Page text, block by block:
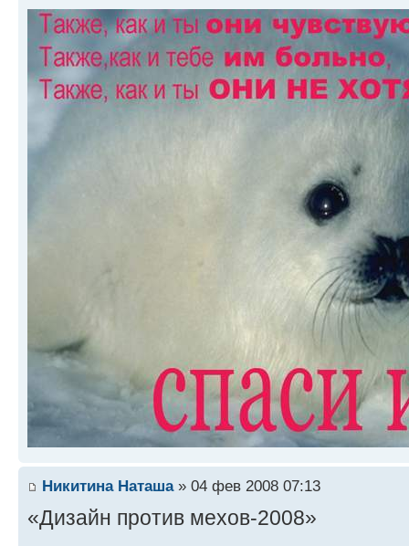
Никитина Наташа» 04 фев 2008 07:13
«Дизайн против мехов-2008»